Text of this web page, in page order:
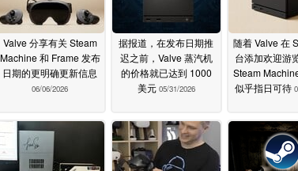
Valve 分享有关 Steam
Machine 和 Frame 发布
日期的更明确更新信息
06/06/2026
据报道，在发布日期推
迟之前，Valve 蒸汽机
的价格就已达到 1000
美元 05/31/2026
随着 Valve 在
台添加欢迎游
Steam
似乎指日可待